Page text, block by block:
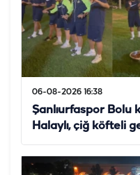
06-08-2026 16:38
Şanlıurfaspor Bolu
Halaylı, çiğ köfteli